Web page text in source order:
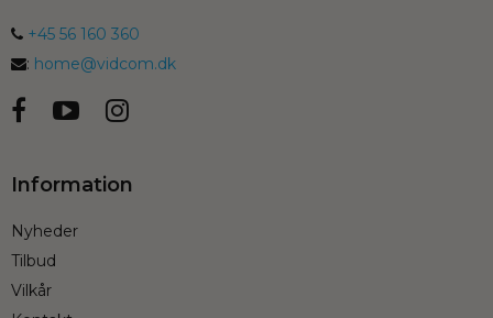
+45 56 160 360
: home@vidcom.dk
Information
Nyheder
Tilbud
Vilkår